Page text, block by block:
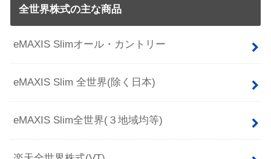
全世界株式の主な商品
eMAXIS Slimオール・カントリー
eMAXIS Slim 全世界(除く日本)
eMAXIS Slim全世界(３地域均等)